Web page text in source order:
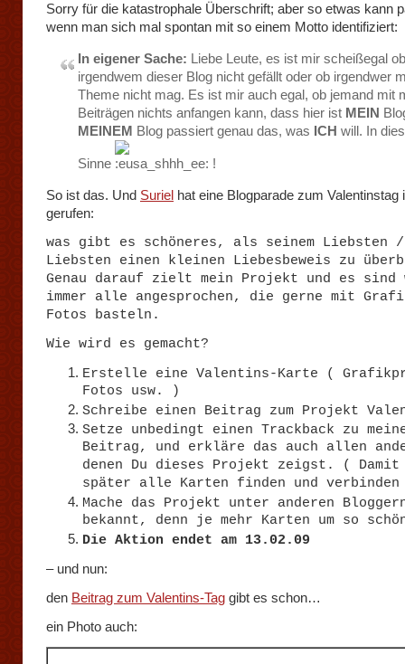
Sorry für die katastrophale Überschrift; aber so etwas kann
wenn man sich mal spontan mit so einem Motto identifiziert:
In eigener Sache: Liebe Leute, es ist mir scheißegal ob
irgendwem dieser Blog nicht gefällt oder ob irgendwer
Theme nicht mag. Es ist mir auch egal, ob jemand mit
Beiträgen nichts anfangen kann, dass hier ist MEIN
MEINEM Blog passiert genau das, was ICH will. In
Sinne !
So ist das. Und Suriel hat eine Blogparade zum Valentinstag
gerufen:
was gibt es schöneres, als seinem Liebsten
Liebsten einen kleinen Liebesbeweis zu
Genau darauf zielt mein Projekt und es sind
immer alle angesprochen, die gerne mit
Fotos basteln.
Wie wird es gemacht?
Erstelle eine Valentins-Karte (
Fotos usw. )
Schreibe einen Beitrag zum Projekt
Setze unbedingt einen Trackback zu
Beitrag, und erkläre das auch allen
denen Du dieses Projekt zeigst. (
später alle Karten finden und verbinden
Mache das Projekt unter anderen
bekannt, denn je mehr Karten um so
Die Aktion endet am 13.02.09
– und nun:
den Beitrag zum Valentins-Tag gibt es schon…
ein Photo auch: